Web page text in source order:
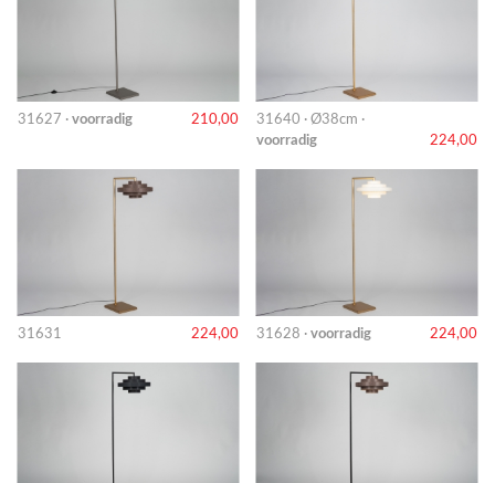
31627 · voorradig 210,00
31640 · Ø38cm ·
voorradig
224,00
31631 224,00 31628 · voorradig 224,00